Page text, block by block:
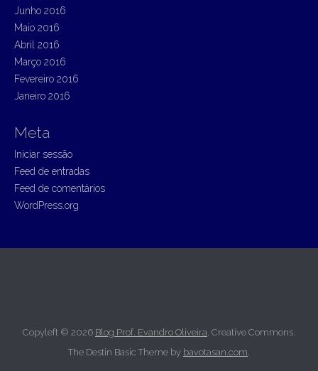
Junho 2016
Maio 2016
Abril 2016
Março 2016
Fevereiro 2016
Janeiro 2016
Meta
Iniciar sessão
Feed de entradas
Feed de comentários
WordPress.org
Copyleft © 2026 Blog Prof. Evandro Oliveira . Creative Commons.
The Destin Basic Theme by bavotasan.com